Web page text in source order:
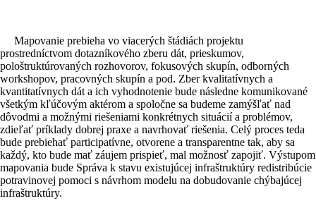
Mapovanie prebieha vo viacerých štádiách projektu
prostredníctvom dotazníkového zberu dát, prieskumov,
pološtruktúrovaných rozhovorov, fokusových skupín, odborných
workshopov, pracovných skupín a pod. Zber kvalitatívnych a
kvantitatívnych dát a ich vyhodnotenie bude následne komunikované
všetkým kľúčovým aktérom a spoločne sa budeme zamýšľať nad
dôvodmi a možnými riešeniami konkrétnych situácií a problémov,
zdieľať príklady dobrej praxe a navrhovať riešenia. Celý proces teda
bude prebiehať participatívne, otvorene a transparentne tak, aby sa
každý, kto bude mať záujem prispieť, mal možnosť zapojiť. Výstupom
mapovania bude Správa k stavu existujúcej infraštruktúry redistribúcie
potravinovej pomoci s návrhom modelu na dobudovanie chýbajúcej
infraštruktúry.